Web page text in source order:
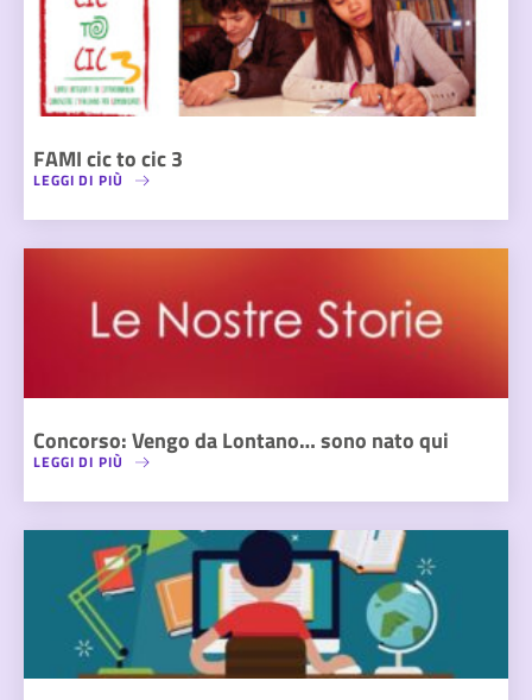
FAMI cic to cic 3
LEGGI DI PIÙ
Concorso: Vengo da Lontano… sono nato qui
LEGGI DI PIÙ